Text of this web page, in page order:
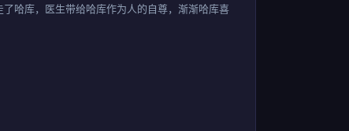
哈库，医生带给哈库作为人的自尊，渐渐哈库喜